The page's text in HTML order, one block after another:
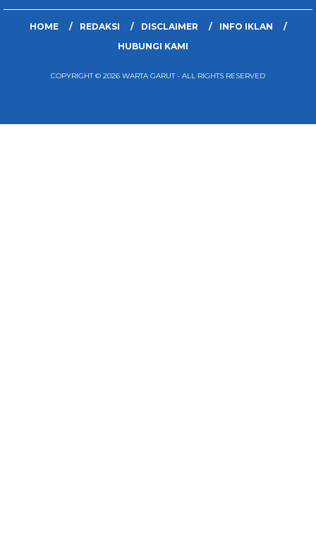
HOME REDAKSI DISCLAIMER
INFO IKLAN
HUBUNGI KAMI
COPYRIGHT © 2026 WARTA GARUT - ALL RIGHTS RESERVED